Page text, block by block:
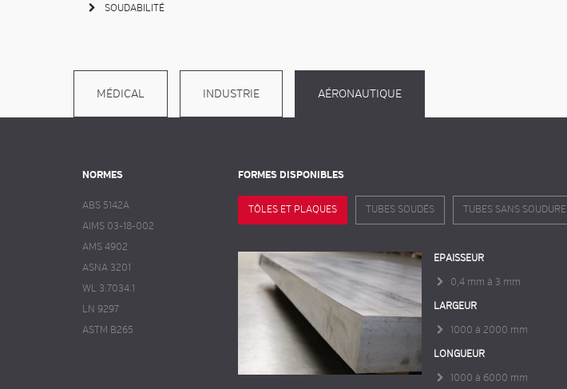
SOUDABILITÉ
MÉDICAL INDUSTRIE AÉRONAUTIQUE
NORMES
ABS 5142A
AIMS 03-18-002
AMS 4902
ASNA 3201
WL 3.7034.1
LN 9297
ASTM B265
FORMES DISPONIBLES
TÔLES ET PLAQUES TUBES SOUDÉS TUBES SANS SOUDURE
EPAISSEUR
0,4 mm à 3 mm
LARGEUR
1000 à 2000 mm
LONGUEUR
1000 à 6000 mm